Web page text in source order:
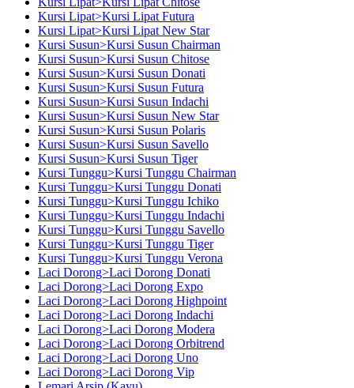
Kursi Lipat>Kursi Lipat Futura
Kursi Lipat>Kursi Lipat New Star
Kursi Susun>Kursi Susun Chairman
Kursi Susun>Kursi Susun Chitose
Kursi Susun>Kursi Susun Donati
Kursi Susun>Kursi Susun Futura
Kursi Susun>Kursi Susun Indachi
Kursi Susun>Kursi Susun New Star
Kursi Susun>Kursi Susun Polaris
Kursi Susun>Kursi Susun Savello
Kursi Susun>Kursi Susun Tiger
Kursi Tunggu>Kursi Tunggu Chairman
Kursi Tunggu>Kursi Tunggu Donati
Kursi Tunggu>Kursi Tunggu Ichiko
Kursi Tunggu>Kursi Tunggu Indachi
Kursi Tunggu>Kursi Tunggu Savello
Kursi Tunggu>Kursi Tunggu Tiger
Kursi Tunggu>Kursi Tunggu Verona
Laci Dorong>Laci Dorong Donati
Laci Dorong>Laci Dorong Expo
Laci Dorong>Laci Dorong Highpoint
Laci Dorong>Laci Dorong Indachi
Laci Dorong>Laci Dorong Modera
Laci Dorong>Laci Dorong Orbitrend
Laci Dorong>Laci Dorong Uno
Laci Dorong>Laci Dorong Vip